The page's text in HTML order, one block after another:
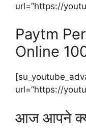
url=”https://
Paytm
Online
url=”https://
आज आपने